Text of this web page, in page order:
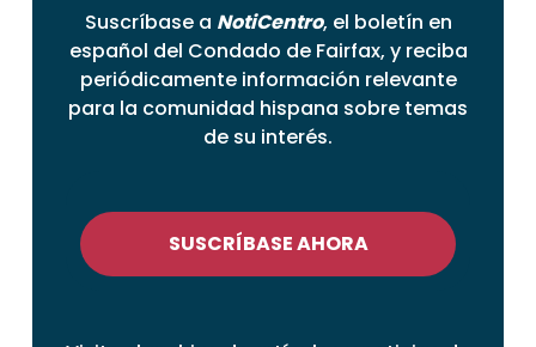
Suscríbase a NotiCentro, el boletín en
español del Condado de Fairfax, y reciba
periódicamente información relevante
para la comunidad hispana sobre temas
de su interés.
SUSCRÍBASE AHORA